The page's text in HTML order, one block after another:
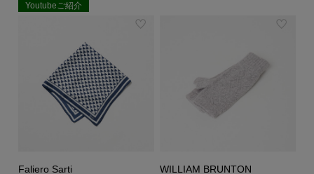
Youtubeご紹介
Faliero Sarti WILLIAM BRUNTON